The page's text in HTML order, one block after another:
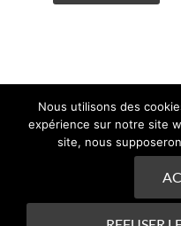
Copyright ©
Nous utilisons des
expérience sur notre site
site, nous